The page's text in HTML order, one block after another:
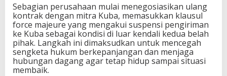
Sebagian perusahaan mulai menegosiasikan ulang
kontrak dengan mitra Kuba, memasukkan klausul
force majeure yang mengakui suspensi pengiriman
ke Kuba sebagai kondisi di luar kendali kedua belah
pihak. Langkah ini dimaksudkan untuk mencegah
sengketa hukum berkepanjangan dan menjaga
hubungan dagang agar tetap hidup sampai situasi
membaik.